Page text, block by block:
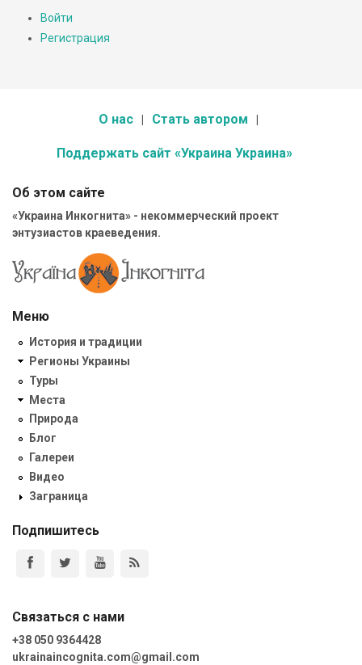
Войти
Регистрация
О нас Стать автором
Поддержать сайт «Украина Украина»
Об этом сайте
«Украина Инкогнита» - некоммерческий проект
энтузиастов краеведения.
Меню
История и традиции
Регионы Украины
Туры
Места
Природа
Блог
Галереи
Видео
Заграница
Подпишитесь
Связаться с нами
+38 050 9364428
ukrainaincognita.com@gmail.com